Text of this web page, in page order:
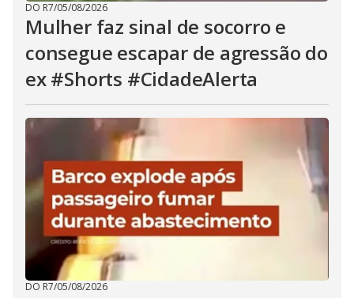
DO R7/05/08/2026
Mulher faz sinal de socorro e
consegue escapar de agressão do
ex #Shorts #CidadeAlerta
DO R7/05/08/2026